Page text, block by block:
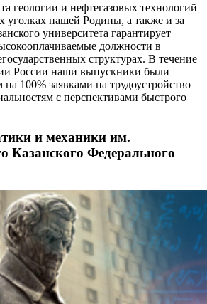
геологии и нефтегазовых технологий
уголках нашей Родины, а также и за
университета гарантирует
должности в
структурах. В течение
России наши выпускники были
100% заявками на трудоустройство
с перспективами быстрого
и механики им.
Казанского Федерального